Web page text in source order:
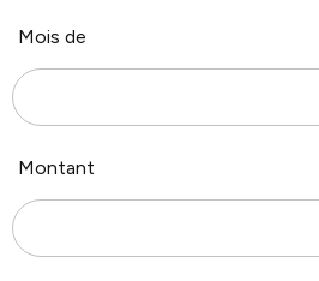
Mois de
Montant